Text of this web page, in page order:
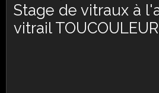
Stage de vitraux à
vitrail